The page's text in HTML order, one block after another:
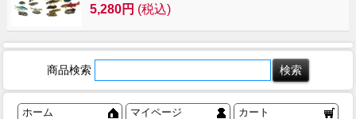
5,280円 (税込)
商品検索
ホーム マイページ カート